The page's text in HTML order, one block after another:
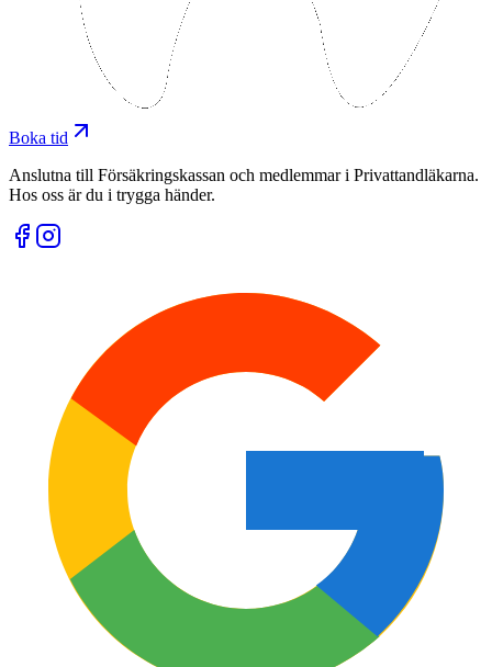
Boka tid
Anslutna till Försäkringskassan och medlemmar i Privattandläkarna.
Hos oss är du i trygga händer.